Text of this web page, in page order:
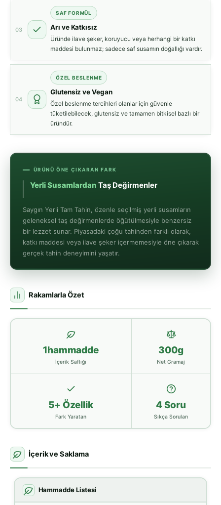
03
SAF FORMÜL
Arı ve Katkısız
Üründe ilave şeker, koruyucu veya herhangi bir katkı
maddesi bulunmaz; sadece saf susamın doğallığı vardır.
04
ÖZEL BESLENME
Glutensiz ve Vegan
Özel beslenme tercihleri olanlar için güvenle
tüketilebilecek, glutensiz ve tamamen bitkisel bazlı bir
üründür.
ÜRÜNÜ ÖNE ÇIKARAN FARK
Yerli Susamlardan Taş Değirmenlerde
Saygın Yerli Tam Tahin, özenle seçilmiş yerli susamların
geleneksel taş değirmenlerde öğütülmesiyle benzersiz
bir lezzet sunar. Piyasadaki çoğu tahinden farklı olarak,
katkı maddesi veya ilave şeker içermemesiyle öne çıkarak
gerçek tahin deneyimini yaşatır.
Rakamlarla Özet
1hammadde
İçerik Saflığı
300g
Net Gramaj
5+ Özellik
Fark Yaratan
4 Soru
Sıkça Sorulan
İçerik ve Saklama
Hammadde Listesi